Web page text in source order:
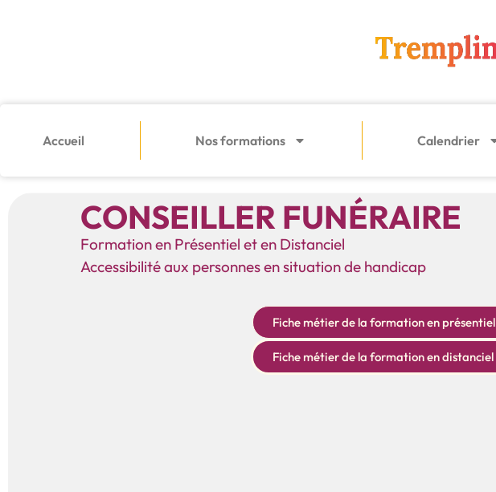
Accueil Nos formations Calendrier
CONSEILLER FUNÉRAIRE
Formation en Présentiel et en Distanciel
Accessibilité aux personnes en situation de handicap
Fiche métier de la formation en présentiel
Fiche métier de la formation en distanciel